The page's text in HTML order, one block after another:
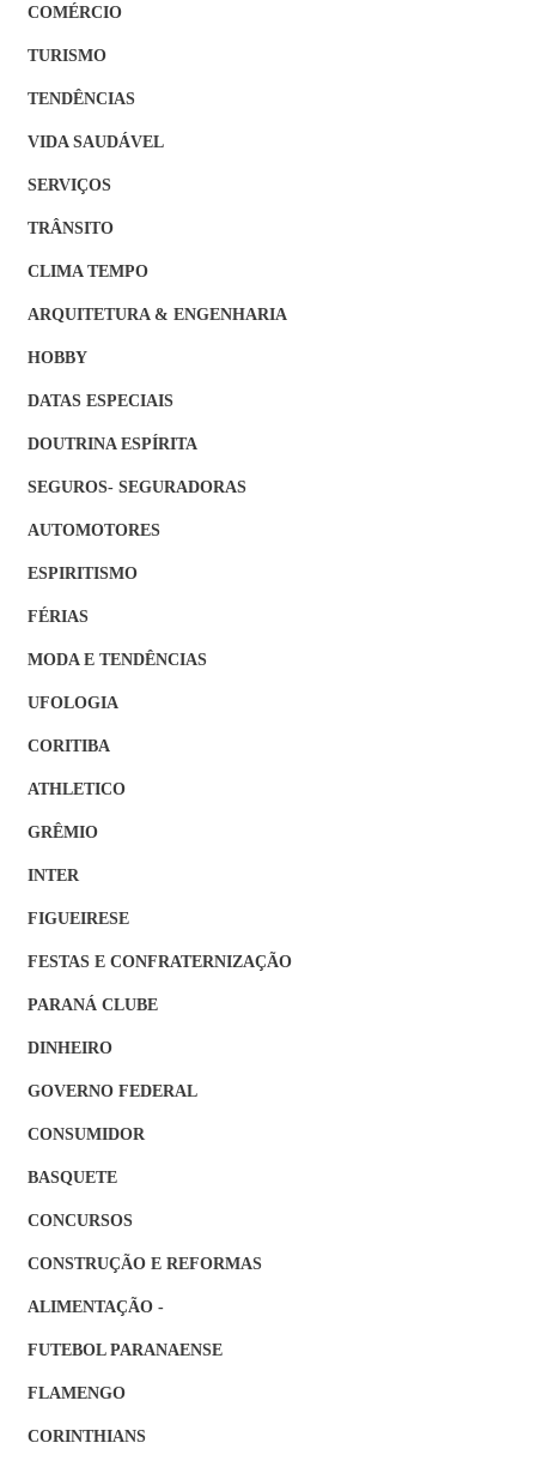
COMÉRCIO
TURISMO
TENDÊNCIAS
VIDA SAUDÁVEL
SERVIÇOS
TRÂNSITO
CLIMA TEMPO
ARQUITETURA & ENGENHARIA
HOBBY
DATAS ESPECIAIS
DOUTRINA ESPÍRITA
SEGUROS- SEGURADORAS
AUTOMOTORES
ESPIRITISMO
FÉRIAS
MODA E TENDÊNCIAS
UFOLOGIA
CORITIBA
ATHLETICO
GRÊMIO
INTER
FIGUEIRESE
FESTAS E CONFRATERNIZAÇÃO
PARANÁ CLUBE
DINHEIRO
GOVERNO FEDERAL
CONSUMIDOR
BASQUETE
CONCURSOS
CONSTRUÇÃO E REFORMAS
ALIMENTAÇÃO -
FUTEBOL PARANAENSE
FLAMENGO
CORINTHIANS